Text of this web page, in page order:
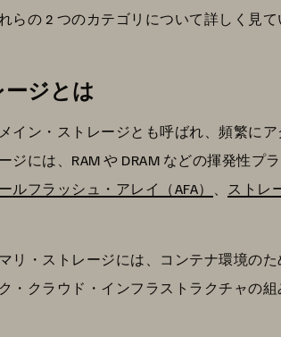
らの 2 つのカテゴリについて詳しく見
ジとは
イン・ストレージとも呼ばれ、頻繁に
には、RAM や DRAM などの揮発性プ
ルフラッシュ・アレイ（AFA） ストレ
リ・ストレージには、コンテナ環境の
・クラウド・インフラストラクチャの